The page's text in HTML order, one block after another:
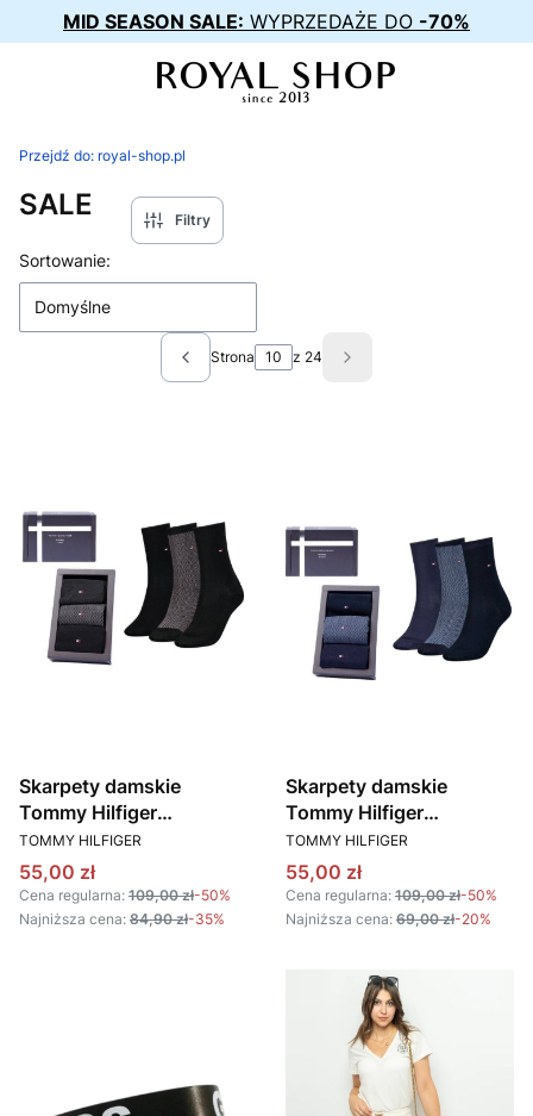
MID SEASON SALE: WYPRZEDAŻE DO -70%
Przejdź do: royal-shop.pl
SALE Filtry
Lista produktów
Sortowanie:
Domyślne
Poprzednie produkty
Strona z 24 Następne produkty
Skarpety damskie
Tommy Hilfiger
701224920 czarny (3
PACK)
PRODUCENT
TOMMY HILFIGER
Cena promocyjna
55,00 zł
Cena regularna: 109,00 zł-50%
Najniższa cena: 84,90 zł-35%
Skarpety damskie
Tommy Hilfiger
701224920 granatowy
(3 PACK)
PRODUCENT
TOMMY HILFIGER
Cena promocyjna
55,00 zł
Cena regularna: 109,00 zł-50%
Najniższa cena: 69,00 zł-20%